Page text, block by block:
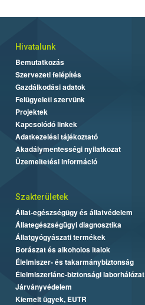
Hivatalunk
Bemutatkozás
Szervezeti felépítés
Gazdálkodási adatok
Felügyeleti szervünk
Projektek
Kapcsolódó linkek
Adatkezelési tájékoztató
Akadálymentességi nyilatkozat
Üzemeltetési információ
Szakterületek
Állat-egészségügy és állatvédelem
Állategészségügyi diagnosztika
Állatgyógyászati termékek
Borászat és alkoholos italok
Élelmiszer- és takarmánybiztonság
Élelmiszerlánc-biztonsági laborhálózat
Járványvédelem
Kiemelt ügyek, EUTR